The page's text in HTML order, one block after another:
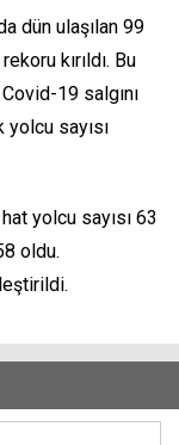
dün ulaşılan 99
kırıldı. Bu
19 salgını
yolcu sayısı
yolcu sayısı 63
oldu.